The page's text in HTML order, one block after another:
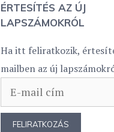
ÉRTESÍTÉS AZ ÚJ
LAPSZÁMOKRÓL
Ha itt feliratkozik,
mailben az új